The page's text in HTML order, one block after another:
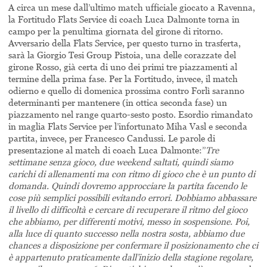
A circa un mese dall’ultimo match ufficiale giocato a Ravenna,
la Fortitudo Flats Service di coach Luca Dalmonte torna in
campo per la penultima giornata del girone di ritorno.
Avversario della Flats Service, per questo turno in trasferta,
sarà la Giorgio Tesi Group Pistoia, una delle corazzate del
girone Rosso, già certa di uno dei primi tre piazzamenti al
termine della prima fase. Per la Fortitudo, invece, il match
odierno e quello di domenica prossima contro Forlì saranno
determinanti per mantenere (in ottica seconda fase) un
piazzamento nel range quarto-sesto posto. Esordio rimandato
in maglia Flats Service per l’infortunato Miha Vasl e seconda
partita, invece, per Francesco Candussi. Le parole di
presentazione al match di coach Luca Dalmonte:’’Tre
settimane senza gioco, due weekend saltati, quindi siamo
carichi di allenamenti ma con ritmo di gioco che è un punto di
domanda. Quindi dovremo approcciare la partita facendo le
cose più semplici possibili evitando errori. Dobbiamo abbassare
il livello di difficoltà e cercare di recuperare il ritmo del gioco
che abbiamo, per differenti motivi, messo in sospensione. Poi,
alla luce di quanto successo nella nostra sosta, abbiamo due
chances a disposizione per confermare il posizionamento che ci
è appartenuto praticamente dall’inizio della stagione regolare,